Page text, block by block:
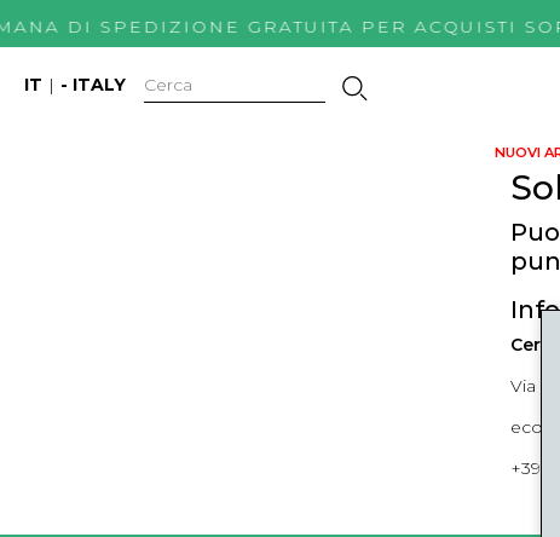
DI SPEDIZIONE GRATUITA PER
IT | - ITALY
NUOVI
Via
+39